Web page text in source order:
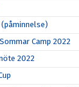
Camp 2022
2022